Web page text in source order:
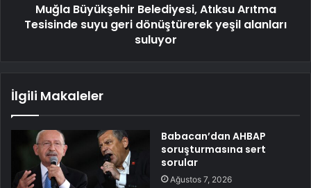
Muğla Büyükşehir Belediyesi, Atıksu Arıtma
Tesisinde suyu geri dönüştürerek yeşil alanları
suluyor
İlgili Makaleler
Babacan’dan AHBAP
soruşturmasına sert
sorular
Ağustos 7, 2026